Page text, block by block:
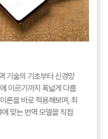
기술의 기초부터 신경망
이르기까지 폭넓게 다룹
론을 바로 적용해보며, 최
맞는 번역 모델을 직접